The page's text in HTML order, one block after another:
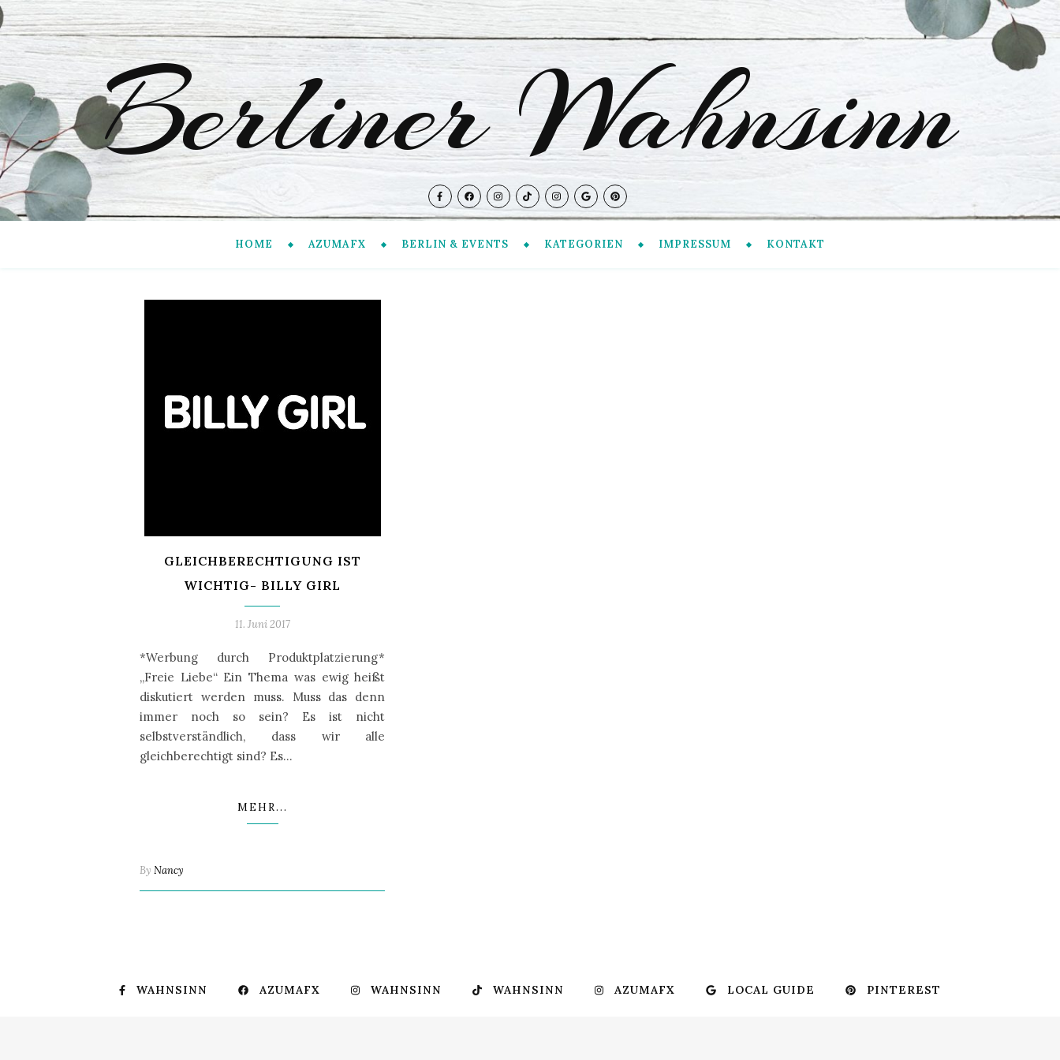
Berliner Wahnsinn
HOME AZUMAFX BERLIN & EVENTS KATEGORIEN IMPRESSUM KONTAKT
GLEICHBERECHTIGUNG IST
WICHTIG- BILLY GIRL
11. Juni 2017
*Werbung durch Produktplatzierung*
„Freie Liebe“ Ein Thema was ewig heißt
diskutiert werden muss. Muss das denn
immer noch so sein? Es ist nicht
selbstverständlich, dass wir alle
gleichberechtigt sind? Es…
MEHR...
By Nancy
WAHNSINN AZUMAFX WAHNSINN WAHNSINN AZUMAFX LOCAL GUIDE PINTEREST